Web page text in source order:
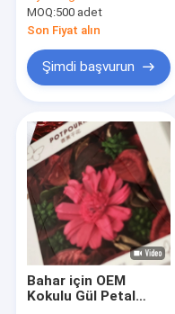
Ötesi için 320g
MOQ:500 adet
Son Fiyat alın
Şimdi başvurun
Bahar için OEM
Kokulu Gül Petal